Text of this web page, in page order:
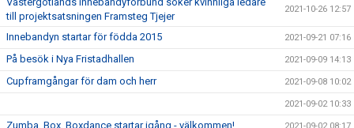
till projektsatsningen Framsteg Tjejer
2021-10-26 12:57
Innebandyn startar för födda 2015 2021-09-21 07:16
På besök i Nya Fristadhallen 2021-09-09 14:13
Cupframgångar för dam och herr 2021-09-08 10:02
2021-09-02 10:33
Zumba, Box, Boxdance startar igång - välkommen!